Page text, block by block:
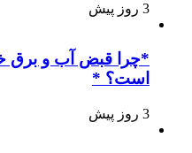
3 روز پیش
است؟ *
3 روز پیش